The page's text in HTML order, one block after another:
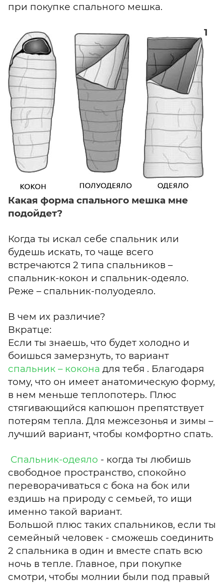
при покупке спального мешка.
1
Какая форма спального мешка мне
подойдет?
Когда ты искал себе спальник или
будешь искать, то чаще всего
встречаются 2 типа спальников –
спальник-кокон и спальник-одеяло.
Реже – спальник-полуодеяло.
В чем их различие?
Вкратце:
Если ты знаешь, что будет холодно и
боишься замерзнуть, то вариант
спальник – кокона для тебя . Благодаря
тому, что он имеет анатомическую форму,
в нем меньше теплопотерь. Плюс
стягивающийся капюшон препятствует
потерям тепла. Для межсезонья и зимы –
лучший вариант, чтобы комфортно спать.
Спальник-одеяло - когда ты любишь
свободное пространство, спокойно
переворачиваться с бока на бок или
ездишь на природу с семьей, то ищи
именно такой вариант.
Большой плюс таких спальников, если ты
семейный человек - сможешь соединить
2 спальника в один и вместе спать всю
ночь в тепле. Главное, при покупке
смотри, чтобы молнии были под правый